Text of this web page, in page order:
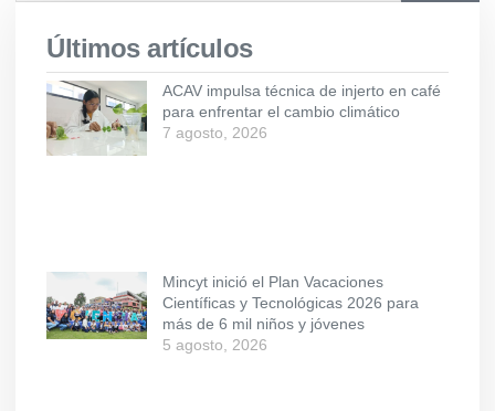
Últimos artículos
ACAV impulsa técnica de injerto en café
para enfrentar el cambio climático
7 agosto, 2026
Mincyt inició el Plan Vacaciones
Científicas y Tecnológicas 2026 para
más de 6 mil niños y jóvenes
5 agosto, 2026